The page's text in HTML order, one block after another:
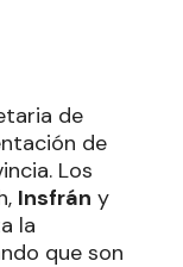
de
de
Los
Insfrán y
la
que son